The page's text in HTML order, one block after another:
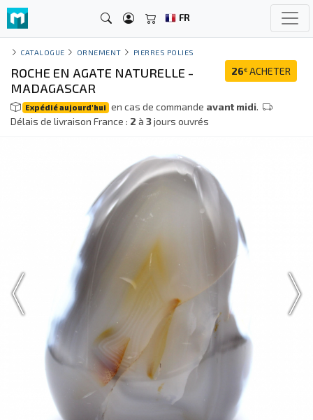
FR
CATALOGUE ORNEMENT PIERRES POLIES
26€ ACHETER
ROCHE EN AGATE NATURELLE -
MADAGASCAR
Expédié aujourd'hui en cas de commande avant midi.
Délais de livraison France : 2 à 3jours ouvrés